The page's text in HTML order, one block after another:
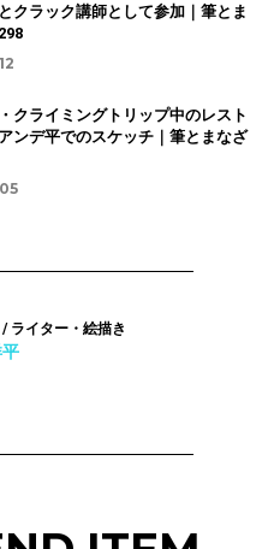
クラック講師として参加｜筆とま
クライミングトリップ中のレスト
ンデ平でのスケッチ｜筆とまなざ
/ ライター・絵描き